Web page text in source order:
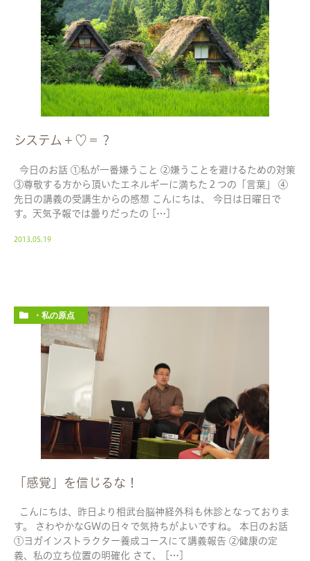
システム＋♡＝？
今日のお話 ①私が一番嫌うこと ②嫌うことを避けるための対策
③尊敬する方から頂いたエネルギーに満ちた２つの「言葉」 ④
先日の講義の受講生からの感想 こんにちは、 今日は日曜日で
す。天気予報では曇りだったの […]
2013.05.19
・私の原点
「感覚」を信じるな！
こんにちは、昨日より相武台脳神経外科も休診となっておりま
す。 さわやかなGWの日々で気持ちがよいですね。 本日のお話
①ヨガインストラクター養成コースにて講義報告 ②健康の定
義、私の立ち位置の明確化 さて、 […]